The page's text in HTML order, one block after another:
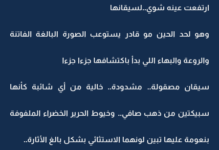
ارتفعت عينه شوي..لسيقانها
وهو لحد الحين مو قادر يستوعب الصورة البالغة الفاتنة
والروعة والبهاء اللي بدأ باكتشافها جزءا جزءا
سيقان مصقولة.. مشدودة.. خالية من أي شائبة كأنها
سبيكتين من ذهب صافي.. وخيوط الحرير الخضراء الملفوفة
بنعومة عليها تبين لونهما الاستثائي بشكل بالغ الأثارة..